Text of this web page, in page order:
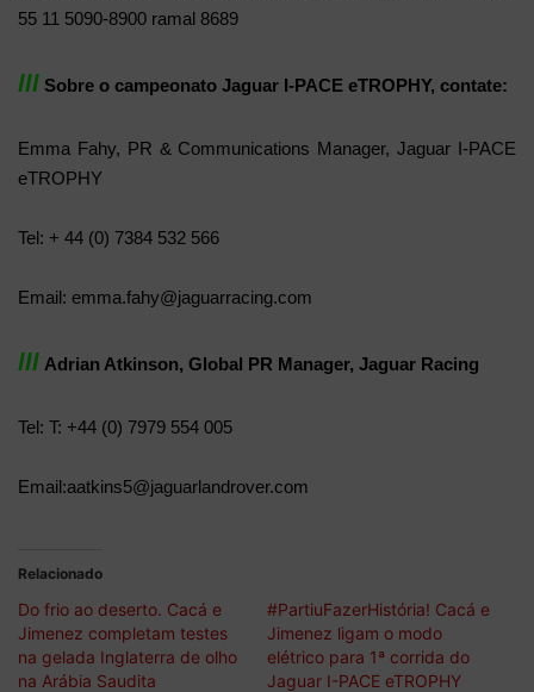
55 11 5090-8900 ramal 8689
lll Sobre o campeonato Jaguar I-PACE eTROPHY, contate:
Emma Fahy, PR & Communications Manager, Jaguar I-PACE
eTROPHY
Tel: + 44 (0) 7384 532 566
Email: emma.fahy@jaguarracing.com
lll Adrian Atkinson, Global PR Manager, Jaguar Racing
Tel: T: +44 (0) 7979 554 005
Email:aatkins5@jaguarlandrover.com
Relacionado
Do frio ao deserto. Cacá e
Jimenez completam testes
na gelada Inglaterra de olho
na Arábia Saudita
#PartiuFazerHistória! Cacá e
Jimenez ligam o modo
elétrico para 1ª corrida do
Jaguar I-PACE eTROPHY